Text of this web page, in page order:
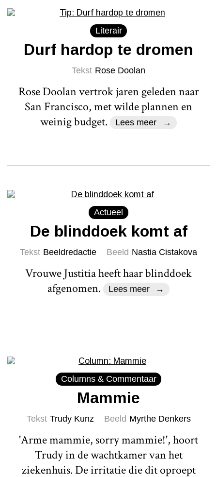
Literair
Durf hardop te dromen
Tekst Rose Doolan
Rose Doolan vertrok jaren geleden naar
San Francisco, met wilde plannen en
weinig budget.
Lees meer
Actueel
De blinddoek komt af
Tekst Beeldredactie Beeld Nastia Cistakova
Vrouwe Justitia heeft haar blinddoek
afgenomen.
Lees meer
Columns & Commentaar
Mammie
Tekst Trudy Kunz Beeld Myrthe Denkers
'Arme mammie, sorry mammie!', hoort
Trudy in de wachtkamer van het
ziekenhuis. De irritatie die dit oproept